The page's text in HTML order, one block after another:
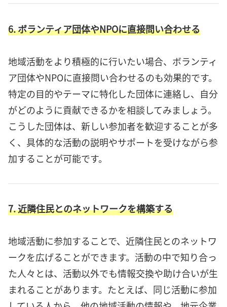
6. ボランティア団体やNPOに直接問い合わせる
地域活動をより積極的に行いたい場合、ボランティ
ア団体やNPOに直接問い合わせるのも効果的です。
特定の目的やテーマに特化した団体に連絡し、自分
がどのように貢献できるかを相談してみましょう。
こうした団体は、新しい参加者を歓迎することが多
く、具体的な活動の説明やサポートを受けながら参
加することが可能です。
7. 近隣住民とのネットワークを構築する
地域活動に参加することで、近隣住民とのネットワ
ークを広げることができます。活動の中で知り合っ
た人々とは、活動以外でも情報交換や助け合いが生
まれることがあります。たとえば、同じ活動に参加